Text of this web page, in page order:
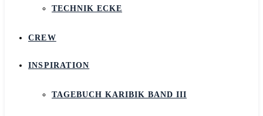
TECHNIK ECKE
CREW
INSPIRATION
TAGEBUCH KARIBIK BAND III